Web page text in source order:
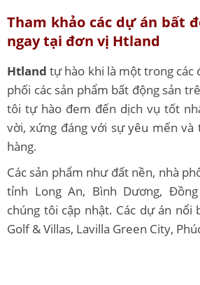
Tham khảo các dự án bất
ngay tại đơn vị Htland
Htland tự hào khi là một trong các
phối các sản phẩm bất động sản
tôi tự hào đem đến dịch vụ tốt
vời, xứng đáng với sự yêu mến và
hàng.
Các sản phẩm như đất nền, nhà
tỉnh Long An, Bình Dương,
chúng tôi cập nhật. Các dự án nổi
Golf & Villas, Lavilla Green City,